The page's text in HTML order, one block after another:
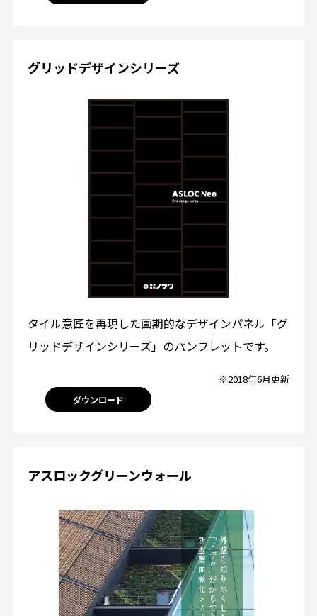
グリッドデザインシリーズ
タイル意匠を再現した画期的なデザインパネル「グ
リッドデザインシリーズ」のパンフレットです。
※2018年6月更新
ダウンロード
アスロックグリーンウォール